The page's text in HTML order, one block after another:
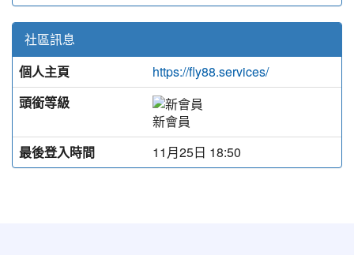
社區訊息
個人主頁
https://fly88.services/
頭銜等級
新會員
最後登入時間
11月25日 18:50